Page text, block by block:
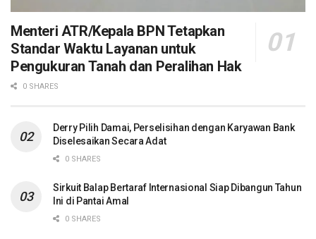
Menteri ATR/Kepala BPN Tetapkan
Standar Waktu Layanan untuk
Pengukuran Tanah dan Peralihan Hak
0 SHARES
Derry Pilih Damai, Perselisihan dengan Karyawan Bank
Diselesaikan Secara Adat
0 SHARES
Sirkuit Balap Bertaraf Internasional Siap Dibangun Tahun
Ini di Pantai Amal
0 SHARES